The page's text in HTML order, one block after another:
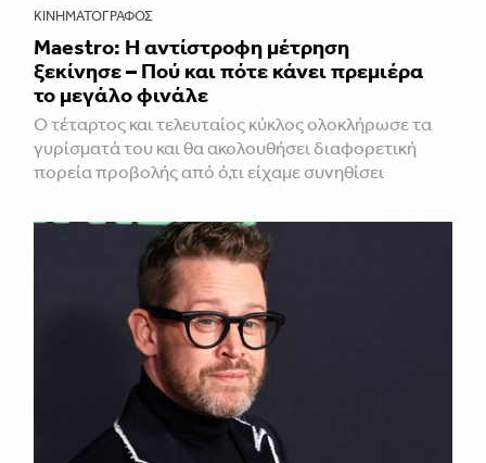
ΚΙΝΗΜΑΤΟΓΡΆΦΟΣ
Maestro: Η αντίστροφη μέτρηση
ξεκίνησε – Πού και πότε κάνει πρεμιέρα
το μεγάλο φινάλε
Ο τέταρτος και τελευταίος κύκλος ολοκλήρωσε τα
γυρίσματά του και θα ακολουθήσει διαφορετική
πορεία προβολής από ό,τι είχαμε συνηθίσει